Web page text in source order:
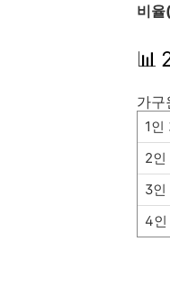
비
📊
가구
1인
2인
3인
4인